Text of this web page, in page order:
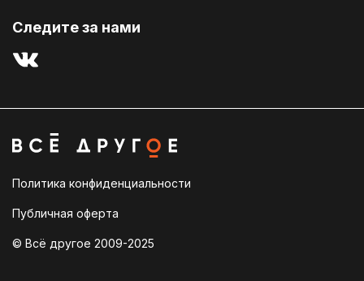
Cледите за нами
Политика конфиденциальности
Публичная оферта
© Всё другое 2009-2025